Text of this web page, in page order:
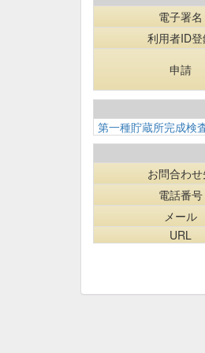
電子署名
利用者ID
申請
第一種貯蔵所完成検
お問合わ
電話番号
メール
URL